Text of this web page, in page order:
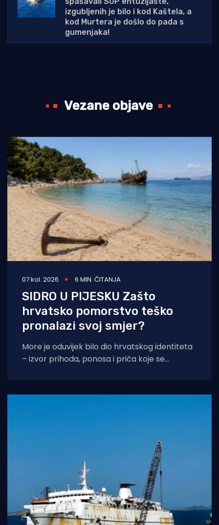
izgubljenih je bilo i kod Kaštela, a
kod Murtera je došlo do pada s
gumenjaka!
Vezane objave
07 kol. 2026 6 MIN. ČITANJA
SIDRO U PIJESKU Zašto
hrvatsko pomorstvo teško
pronalazi svoj smjer?
More je oduvijek bilo dio hrvatskog identiteta
– izvor prihoda, ponosa i priča koje se